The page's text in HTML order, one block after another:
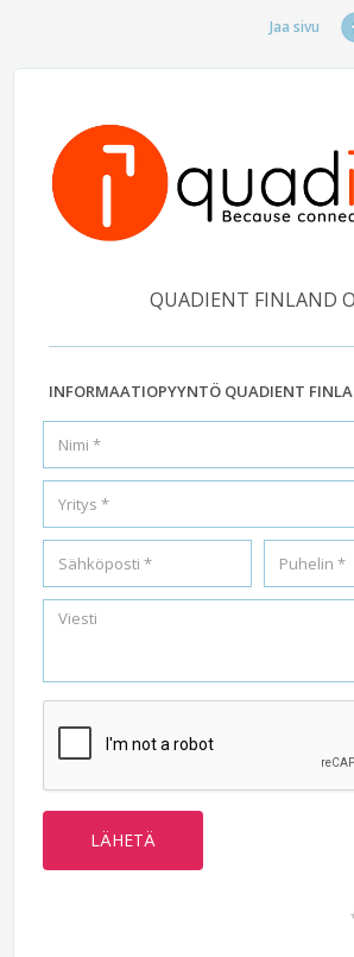
QUADIENT FINLAND
INFORMAATIOPYYNTÖ QUADIENT